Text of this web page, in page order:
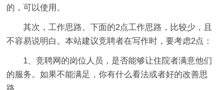
的，可以使用。
其次，工作思路。下面的2点工作思路，比较少，且
不容易说明白。本站建议竞聘者在写作时，要考虑2点：
1、竞聘网的岗位人员，是否能够让住院者满意他们
的服务。如果不能满足，你有什么看法或者好的改善思